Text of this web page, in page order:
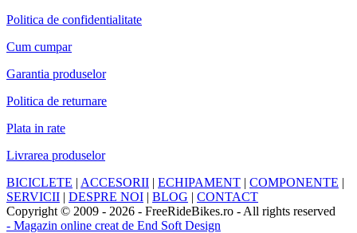
Politica de confidentialitate
Cum cumpar
Garantia produselor
Politica de returnare
Plata in rate
Livrarea produselor
BICICLETE | ACCESORII | ECHIPAMENT | COMPONENTE |
SERVICII | DESPRE NOI | BLOG | CONTACT
Copyright © 2009 - 2026 - FreeRideBikes.ro - All rights reserved
- Magazin online creat de End Soft Design